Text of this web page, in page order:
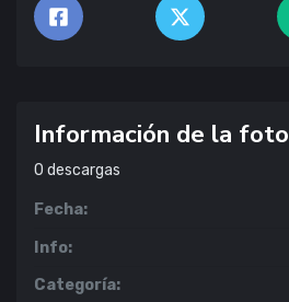
Información de la foto
0 descargas
Fecha:
Info:
Categoría: